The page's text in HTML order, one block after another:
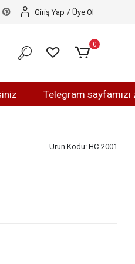
Telegram sayfamızı
Giriş Yap / Üye Ol
0
Ürün Kodu: HC-2001